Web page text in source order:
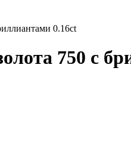
0.16ct
750 с